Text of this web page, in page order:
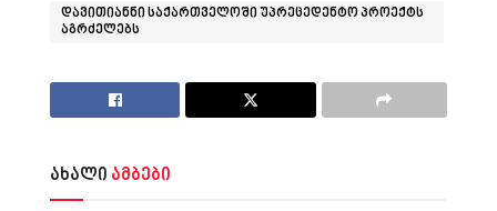
დავითიანნი საქართველოში უპრეცედენტო პროექტს
აგრძელებს
ახალი ამბები